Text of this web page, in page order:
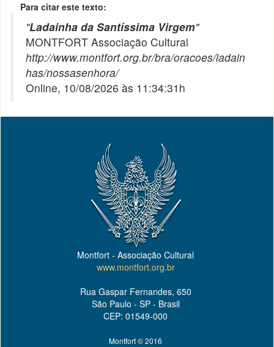
Para citar este texto:
"Ladainha da Santíssima Virgem"
MONTFORT Associação Cultural
http://www.montfort.org.br/bra/oracoes/ladain
has/nossasenhora/
Online, 10/08/2026 às 11:34:31h
Montfort - Associação Cultural
www.montfort.org.br
Rua Gaspar Fernandes, 650
São Paulo - SP - Brasil
CEP: 01549-000
Montfort © 2016